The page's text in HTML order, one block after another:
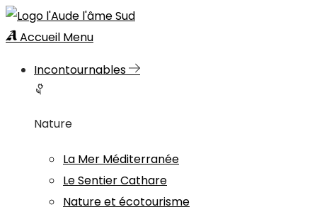
Accueil Menu
Incontournables
Nature
La Mer Méditerranée
Le Sentier Cathare
Nature et écotourisme